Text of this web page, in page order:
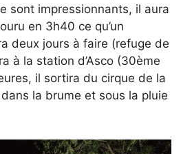
sont impressionnants, il aura
en 3h40 ce qu’un
deux jours à faire (refuge de
à la station d’Asco (30ème
il sortira du cirque de la
la brume et sous la pluie